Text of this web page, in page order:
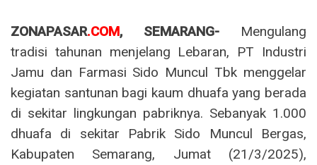
ZONAPASAR.COM, SEMARANG- Mengulang
tradisi tahunan menjelang Lebaran, PT Industri
Jamu dan Farmasi Sido Muncul Tbk menggelar
kegiatan santunan bagi kaum dhuafa yang berada
di sekitar lingkungan pabriknya. Sebanyak 1.000
dhuafa di sekitar Pabrik Sido Muncul Bergas,
Kabupaten Semarang, Jumat (21/3/2025),